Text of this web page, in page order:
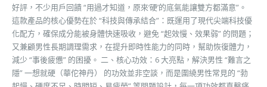
好評，不少用戶回饋 “用過才知道，原來‘硬’的底氣能讓雙方都滿意”。
這款產品的核心優勢在於 “科技與傳承結合”：既運用了現代尖端科技優
化配方，確保成分能被身體快速吸收，避免 “起效慢、效果弱” 的問題；
又兼顧男性長期調理需求，在提升即時性能力的同時，幫助恢復體力，
減少 “事後疲憊” 的困擾。 二、核心功效：6 大亮點，解決男性 “難言之
隱” 一想就硬（華佗神丹） 的功效並非空談，而是圍繞男性常見的 “勃